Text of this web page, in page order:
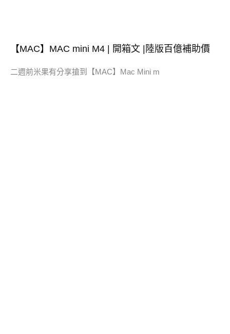
【MAC】MAC mini M4 | 開箱文 |陸版百億補助價
二週前米果有分享搶到【MAC】Mac Mini m